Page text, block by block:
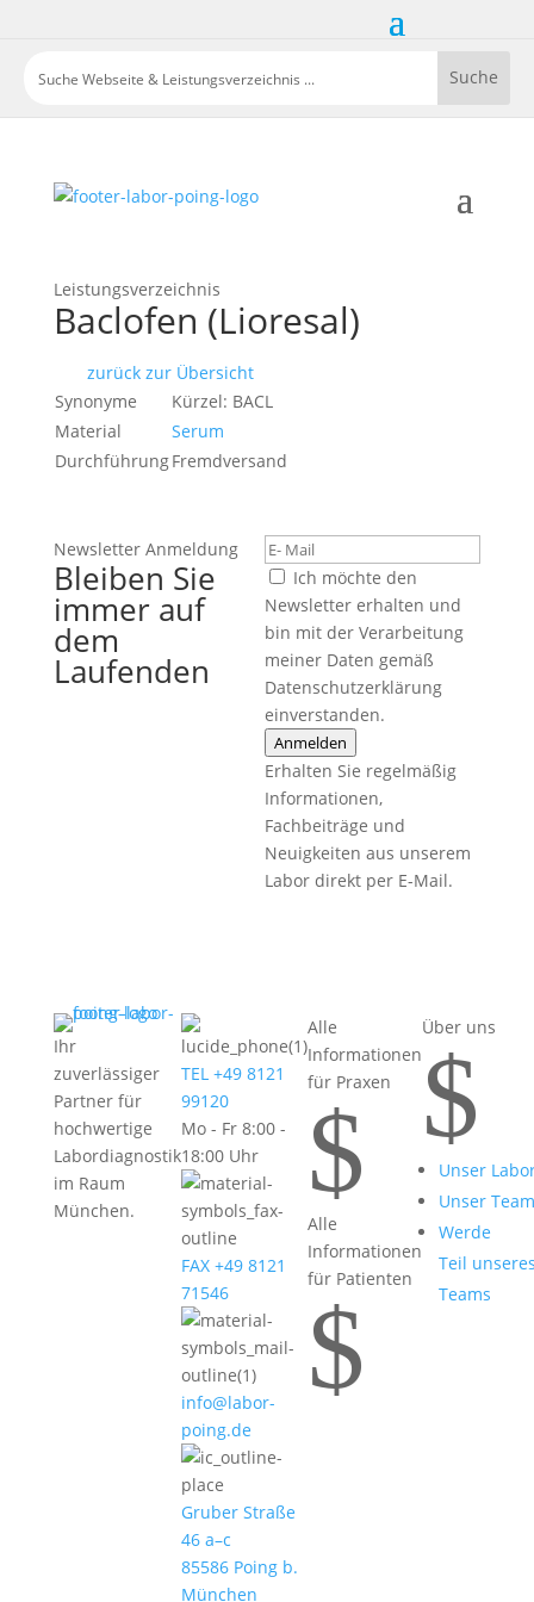
Leistungsverzeichnis
Baclofen (Lioresal)
zurück zur Übersicht
Synonyme
Kürzel: BACL
Material
Serum
DurchführungFremdversand
Newsletter Anmeldung
Bleiben Sie
immer auf
dem
Laufenden
Ich möchte den
Newsletter erhalten und
bin mit der Verarbeitung
meiner Daten gemäß
Datenschutzerklärung
einverstanden.
Anmelden
Erhalten Sie regelmäßig
Informationen,
Fachbeiträge und
Neuigkeiten aus unserem
Labor direkt per E-Mail.
Ihr
zuverlässiger
Partner für
hochwertige
Labordiagnostik
im Raum
München.
TEL +49 8121
99120
Mo - Fr 8:00 -
18:00 Uhr
FAX +49 8121
71546
info@labor-
poing.de
Gruber Straße
46 a–c
85586 Poing b.
München
Alle
Informationen
für Praxen
$
Alle
Informationen
für Patienten
$
Über uns
$
Unser
Unser Team
Werde
Teil
Teams